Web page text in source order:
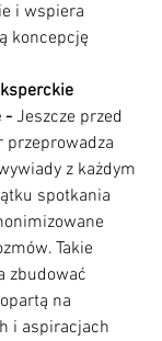
i wspiera
koncepcję
- Jeszcze przed
z każdym
spotkania
Takie
zbudować
na
i aspiracjach